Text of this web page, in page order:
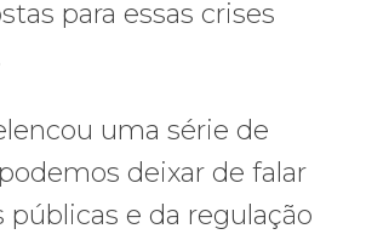
para essas crises
uma série de
deixar de falar
públicas e da regulação